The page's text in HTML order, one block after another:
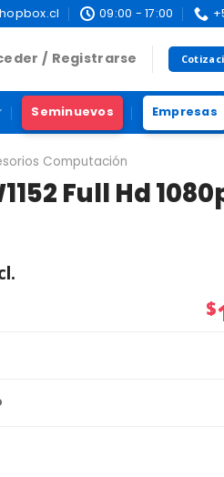
09:00 - 17:00
/ Registrarse
Seminuevos Empresas
Computación
Full Hd
$